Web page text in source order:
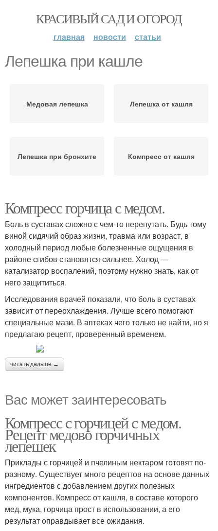
КРАСИВЫЙ САД И ОГОРОД
главная новости статьи
Лепешка при кашле
Медовая лепешка Лепешка от кашля
Лепешка при бронхите Компресс от кашля
Компресс горчица с медом.
Боль в суставах сложно с чем-то перепутать. Будь тому
виной сидячий образ жизни, травма или возраст, в
холодный период любые болезненные ощущения в
районе сгибов становятся сильнее. Холод —
катализатор воспалений, поэтому нужно знать, как от
него защититься.
Исследования врачей показали, что боль в суставах
зависит от переохлаждения. Лучше всего помогают
специальные мази. В аптеках чего только не найти, но я
предлагаю рецепт, проверенный временем.
читать дальше →
Вас может заинтересовать
Компресс с горчицей с медом.
Рецепт медово горчичных
лепешек
Приклады с горчицей и пчелиным нектаром готовят по-
разному. Существует много рецептов на основе данных
ингредиентов с добавлением других полезных
компонентов. Компресс от кашля, в составе которого
мед, мука, горчица прост в использовании, а его
результат оправдывает все ожидания.